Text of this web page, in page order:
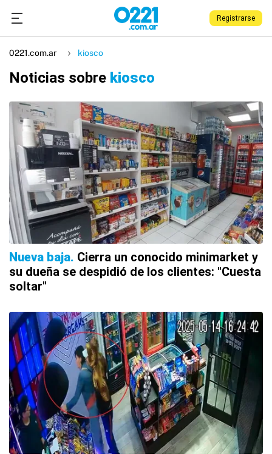
Registrarse
0221.com.ar kiosco
Noticias sobre kiosco
Nueva baja Cierra un conocido minimarket y
su dueña se despidió de los clientes: "Cuesta
soltar"